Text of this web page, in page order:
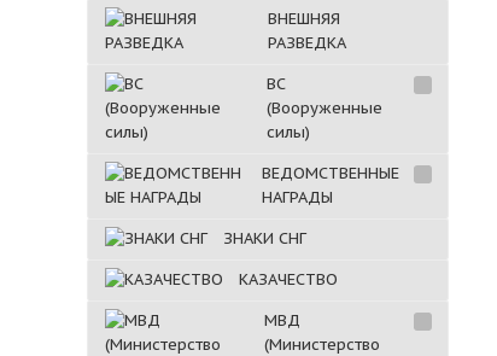
ВНЕШНЯЯ
РАЗВЕДКА
ВС
(Вооруженные
силы)
ВЕДОМСТВЕННЫЕ
НАГРАДЫ
ЗНАКИ СНГ
КАЗАЧЕСТВО
МВД
(Министерство